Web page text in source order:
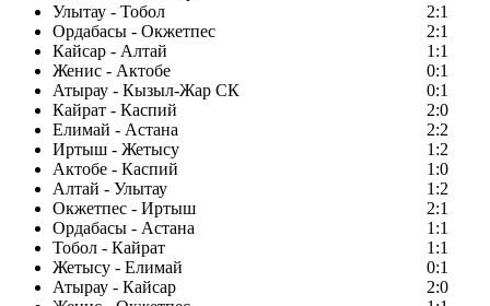
Улытау - Тобол
2:1
Ордабасы - Окжетпес
2:1
Кайсар - Алтай
1:1
Женис - Актобе
0:1
Атырау - Кызыл-Жар СК
0:1
Кайрат - Каспий
2:0
Елимай - Астана
2:2
Иртыш - Жетысу
1:2
Актобе - Каспий
1:0
Алтай - Улытау
1:2
Окжетпес - Иртыш
2:1
Ордабасы - Астана
1:1
Тобол - Кайрат
1:1
Жетысу - Елимай
0:1
Атырау - Кайсар
2:0